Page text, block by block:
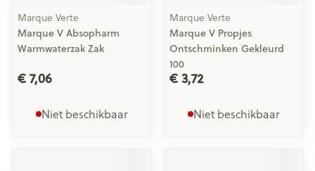
Marque Verte
Marque V Absopharm
Warmwaterzak Zak
€ 7,06
Niet beschikbaar
Marque Verte
Marque V Propjes
Ontschminken Gekleurd
100
€ 3,72
Niet beschikbaar